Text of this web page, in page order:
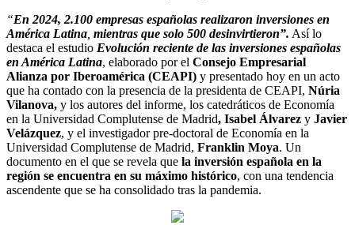
“En 2024, 2.100 empresas españolas realizaron inversiones en
América Latina mientras que solo 500 desinvirtieron”. Así lo
destaca el estudio Evolución reciente de las inversiones españolas
en América Latina, elaborado por el Consejo Empresarial
Alianza por Iberoamérica (CEAPI) y presentado hoy en un acto
que ha contado con la presencia de la presidenta de CEAPI, Núria
Vilanova, y los autores del informe, los catedráticos de Economía
en la Universidad Complutense de Madrid, Isabel Álvarez y Javier
Velázquez, y el investigador pre-doctoral de Economía en la
Universidad Complutense de Madrid, Franklin Moya. Un
documento en el que se revela que la inversión española en la
región se encuentra en su máximo histórico, con una tendencia
ascendente que se ha consolidado tras la pandemia.